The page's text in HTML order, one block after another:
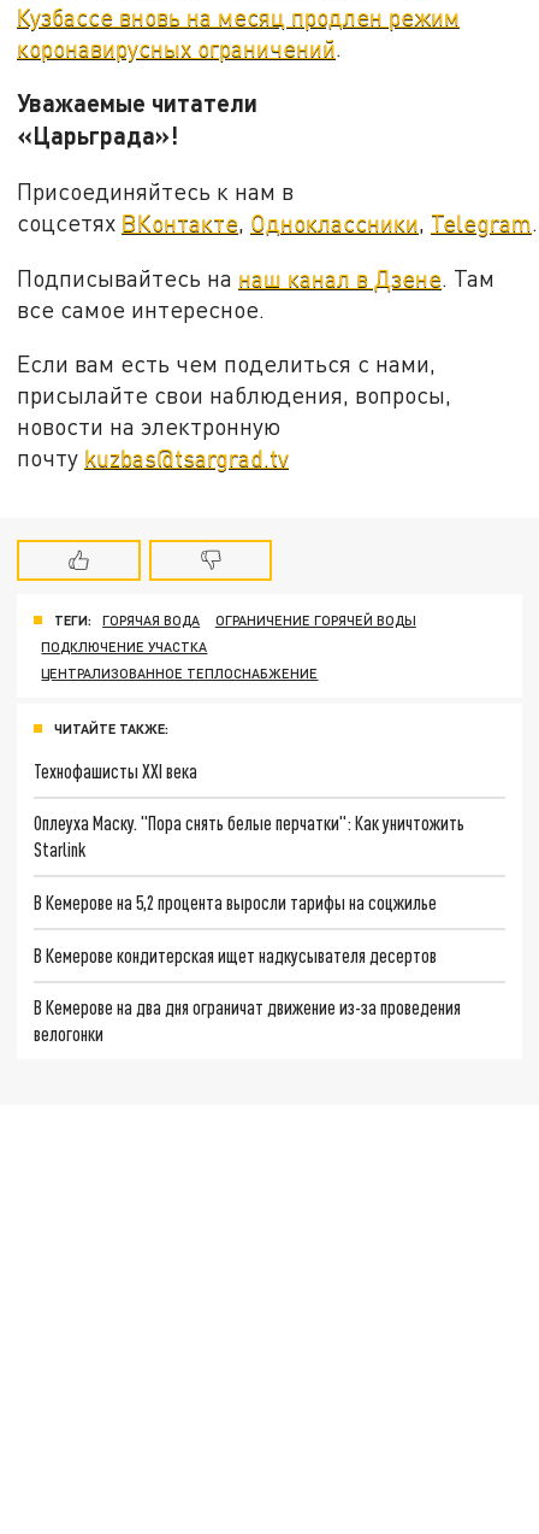
Кузбассе вновь на месяц продлен режим
коронавирусных ограничений
Уважаемые читатели
«Царьграда»!
Присоединяйтесь к нам в
соцсетях ВКонтакте, Одноклассники, Telegram.
Подписывайтесь на наш канал в Дзене. Там
все самое интересное.
Если вам есть чем поделиться с нами,
присылайте свои наблюдения, вопросы,
новости на электронную
почту kuzbas@tsargrad.tv
ТЕГИ: ГОРЯЧАЯ ВОДА
ОГРАНИЧЕНИЕ ГОРЯЧЕЙ ВОДЫ
ПОДКЛЮЧЕНИЕ УЧАСТКА
ЦЕНТРАЛИЗОВАННОЕ ТЕПЛОСНАБЖЕНИЕ
ЧИТАЙТЕ ТАКЖЕ:
Технофашисты XXI века
Оплеуха Маску. "Пора снять белые перчатки": Как уничтожить
Starlink
В Кемерове на 5,2 процента выросли тарифы на соцжилье
В Кемерове кондитерская ищет надкусывателя десертов
В Кемерове на два дня ограничат движение из-за проведения
велогонки